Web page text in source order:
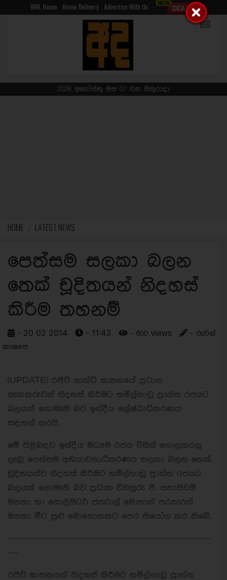
WNL Home Home Delivery Advertise With Us
2026 අගෝස්තු මස 07 වන සිකුරාදා
HOME LATEST NEWS
පෙත්සම සලකා බලන
තෙක් චූදිතයන් නිදහස්
කිරීම තහනම්
- 20 02 2014 - 11:43 - 600 views
- රුවන්
කාශ්‍යප
(UPDATE) රජිව් ගාන්ධි ඝාතනයේ ප්‍රධාන
සැකකරුවන් නිදහස් කිරීමට තමිල්නාඩු ප්‍රාන්ත රජයට
බලයක් නොමැති බව ඉන්දීය ශ්‍රේෂ්ඨාධිකරණය
සඳහන් කරයි.
මේ පිළිබඳව ඉන්දීය මධ්‍යම රජය විසින් ගොනුකරනු
ලැබූ පෙත්සම අභියාචනාධිකරණය සලකා බලන තෙක්
චූදිතයන්ව නිදහස් කිරීමට තමිල්නාඩු ප්‍රාන්ත රජයට
බලයක් නොමැති බව ප්‍රධාන විනිසුරු පී. සතාසිවම්
මහතා හා සොලිසිටර් ජනරාල් මොහාන් පරසාරන්
මහතා මීට සුළු මොහොතකට පෙර නියෝග කර තිබේ.
--------------------------------------------------------------------------------
----
රජිව් ඝාතකයන් නිදහස් කිරීමට තමිල්නාඩු ප්‍රාන්ත